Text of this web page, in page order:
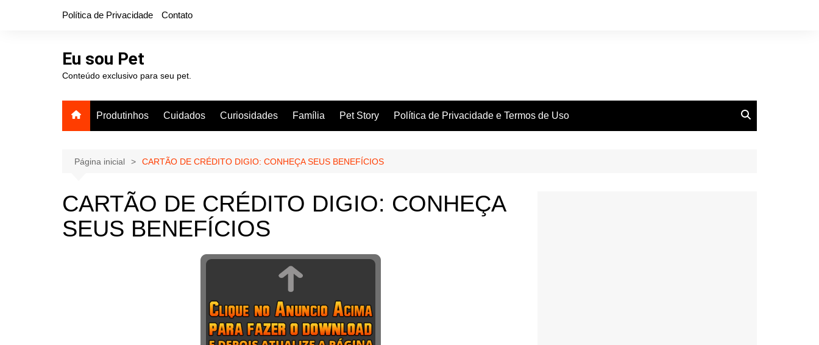
Política de Privacidade Contato
Eu sou Pet
Conteúdo exclusivo para seu pet.
Produtinhos Cuidados Curiosidades Família Pet Story Política de Privacidade e Termos de Uso
Página inicial CARTÃO DE CRÉDITO DIGIO: CONHEÇA SEUS BENEFÍCIOS
CARTÃO DE CRÉDITO DIGIO: CONHEÇA
SEUS BENEFÍCIOS